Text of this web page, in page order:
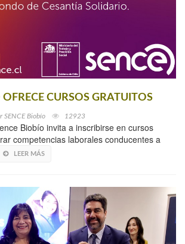
CURSOS GRATUITOS
SENCE Biobío 12923
Biobío invita a inscribirse en cursos
competencias laborales conducentes a
LEER MÁS